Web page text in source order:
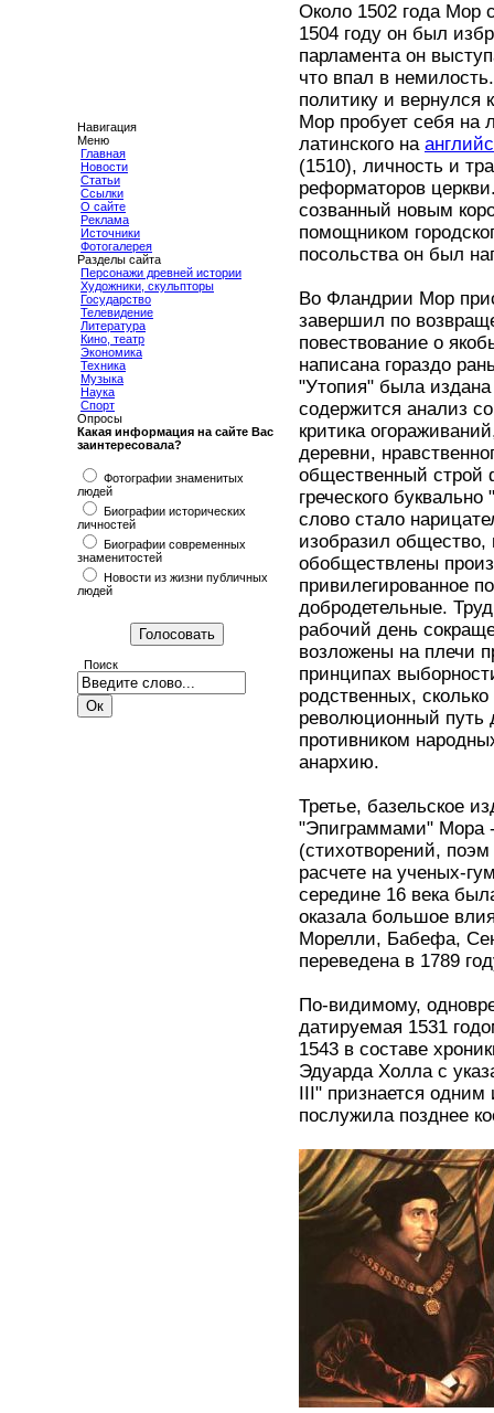
Навигация
Меню
Главная
Новости
Статьи
Ссылки
О сайте
Реклама
Источники
Фотогалерея
Разделы сайта
Персонажи древней истории
Художники, скульпторы
Государство
Телевидение
Литература
Кино, театр
Экономика
Техника
Музыка
Наука
Спорт
Опросы
Какая информация на сайте Вас
заинтересовала?
Фотографии знаменитых
людей
Биографии исторических
личностей
Биографии современных
знаменитостей
Новости из жизни публичных
людей
Поиск
Около 1502 года Мор
1504 году он был
парламента он
что впал в
политику и вернулся
Мор пробует себя на
латинского на
(1510), личность и
реформаторов
созванный новым
помощником
посольства он был
Во Фландрии Мор
завершил по
повествование о
написана гораздо
"Утопия" была издана
содержится анализ
критика
деревни,
общественный строй
греческого
слово стало
изобразил общество,
обобществлены
привилегированное
добродетельные.
рабочий день
возложены на плечи
принципах
родственных,
революционный путь
противником
анархию.
Третье, базельское
"Эпиграммами" Мора -
(стихотворений,
расчете на ученых-
середине 16 века
оказала большое
Морелли, Бабефа,
переведена в 1789
По-видимому,
датируемая 1531
1543 в составе
Эдуарда Холла с
III" признается
послужила позднее